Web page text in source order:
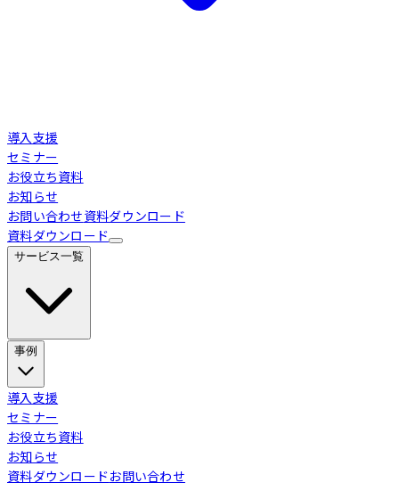
導入支援
セミナー
お役立ち資料
お知らせ
お問い合わせ資料ダウンロード
資料ダウンロード
サービス一覧
Loglass 経営管理
Loglass 人員計画
Loglass 設備投資計画
事例
導入事例
導入支援
セミナー
お役立ち資料
お知らせ
資料ダウンロードお問い合わせ